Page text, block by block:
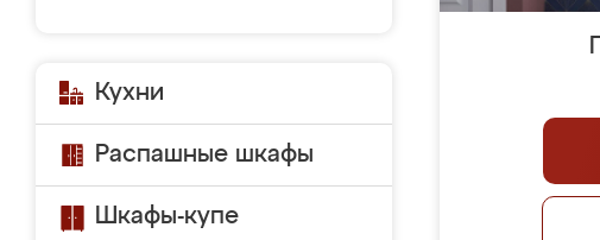
Кухни
Распашные шкафы
Шкафы-купе